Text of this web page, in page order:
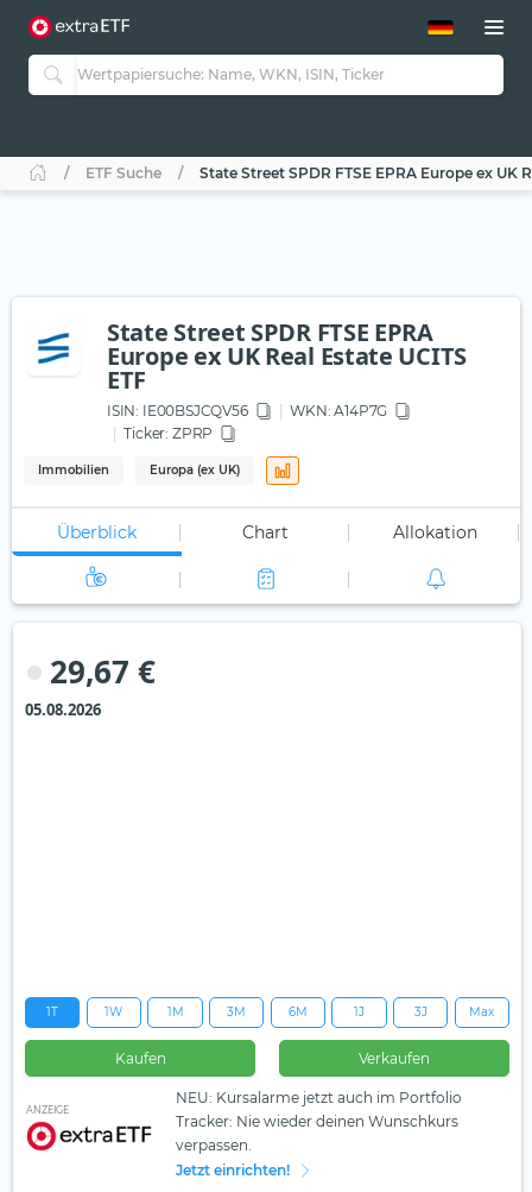
ETF-Guide 2.0
Guide Aktive ETFs
ETF-Sparpläne
ETF Suche State Street SPDR FTSE EPRA Europe ex UK
State Street SPDR FTSE EPRA
Europe ex UK Real Estate UCITS
ETF
ISIN: IE00BSJCQV56 WKN: A14P7G
Ticker: ZPRP
Immobilien Europa (ex UK)
Überblick Chart Allokation
29,67 €
05.08.2026
1T 1W 1M 3M 6M 1J 3J Max
Kaufen Verkaufen
ANZEIGE
NEU: Kursalarme jetzt auch im Portfolio
Tracker: Nie wieder deinen Wunschkurs
verpassen.
Jetzt einrichten!